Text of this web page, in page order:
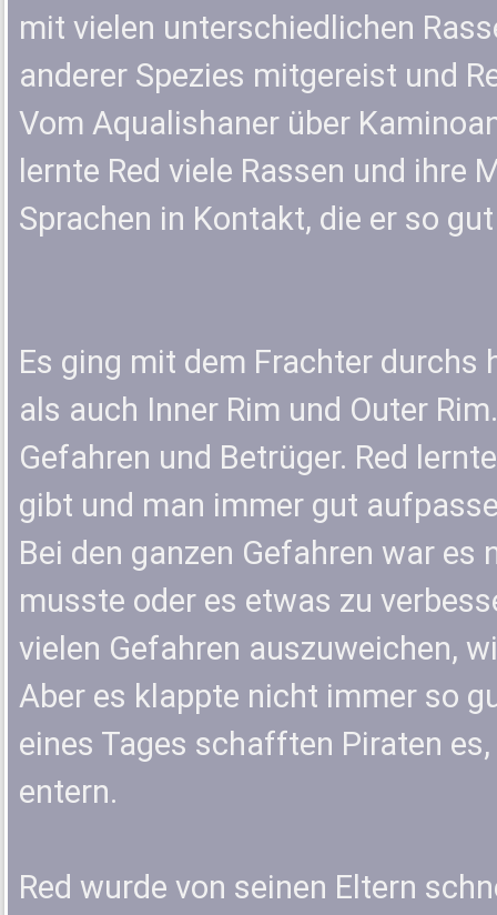
mit vielen unterschiedlichen
anderer Spezies mitgereist und
Vom Aqualishaner über
lernte Red viele Rassen und
Sprachen in Kontakt, die er so
Es ging mit dem Frachter durchs
als auch Inner Rim und Outer
Gefahren und Betrüger. Red
gibt und man immer gut
Bei den ganzen Gefahren war
musste oder es etwas zu
vielen Gefahren auszuweichen,
Aber es klappte nicht immer so
eines Tages schafften Piraten
entern.
Red wurde von seinen Eltern